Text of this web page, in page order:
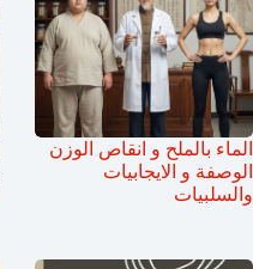
الماء بالملح و انقاص الوزن
الوصفة و الايجابيات
والسلبيات